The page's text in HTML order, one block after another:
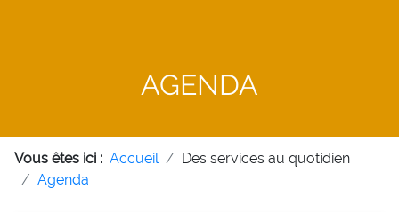
AGENDA
Vous êtes ici : Accueil
Des services au quotidien
Agenda